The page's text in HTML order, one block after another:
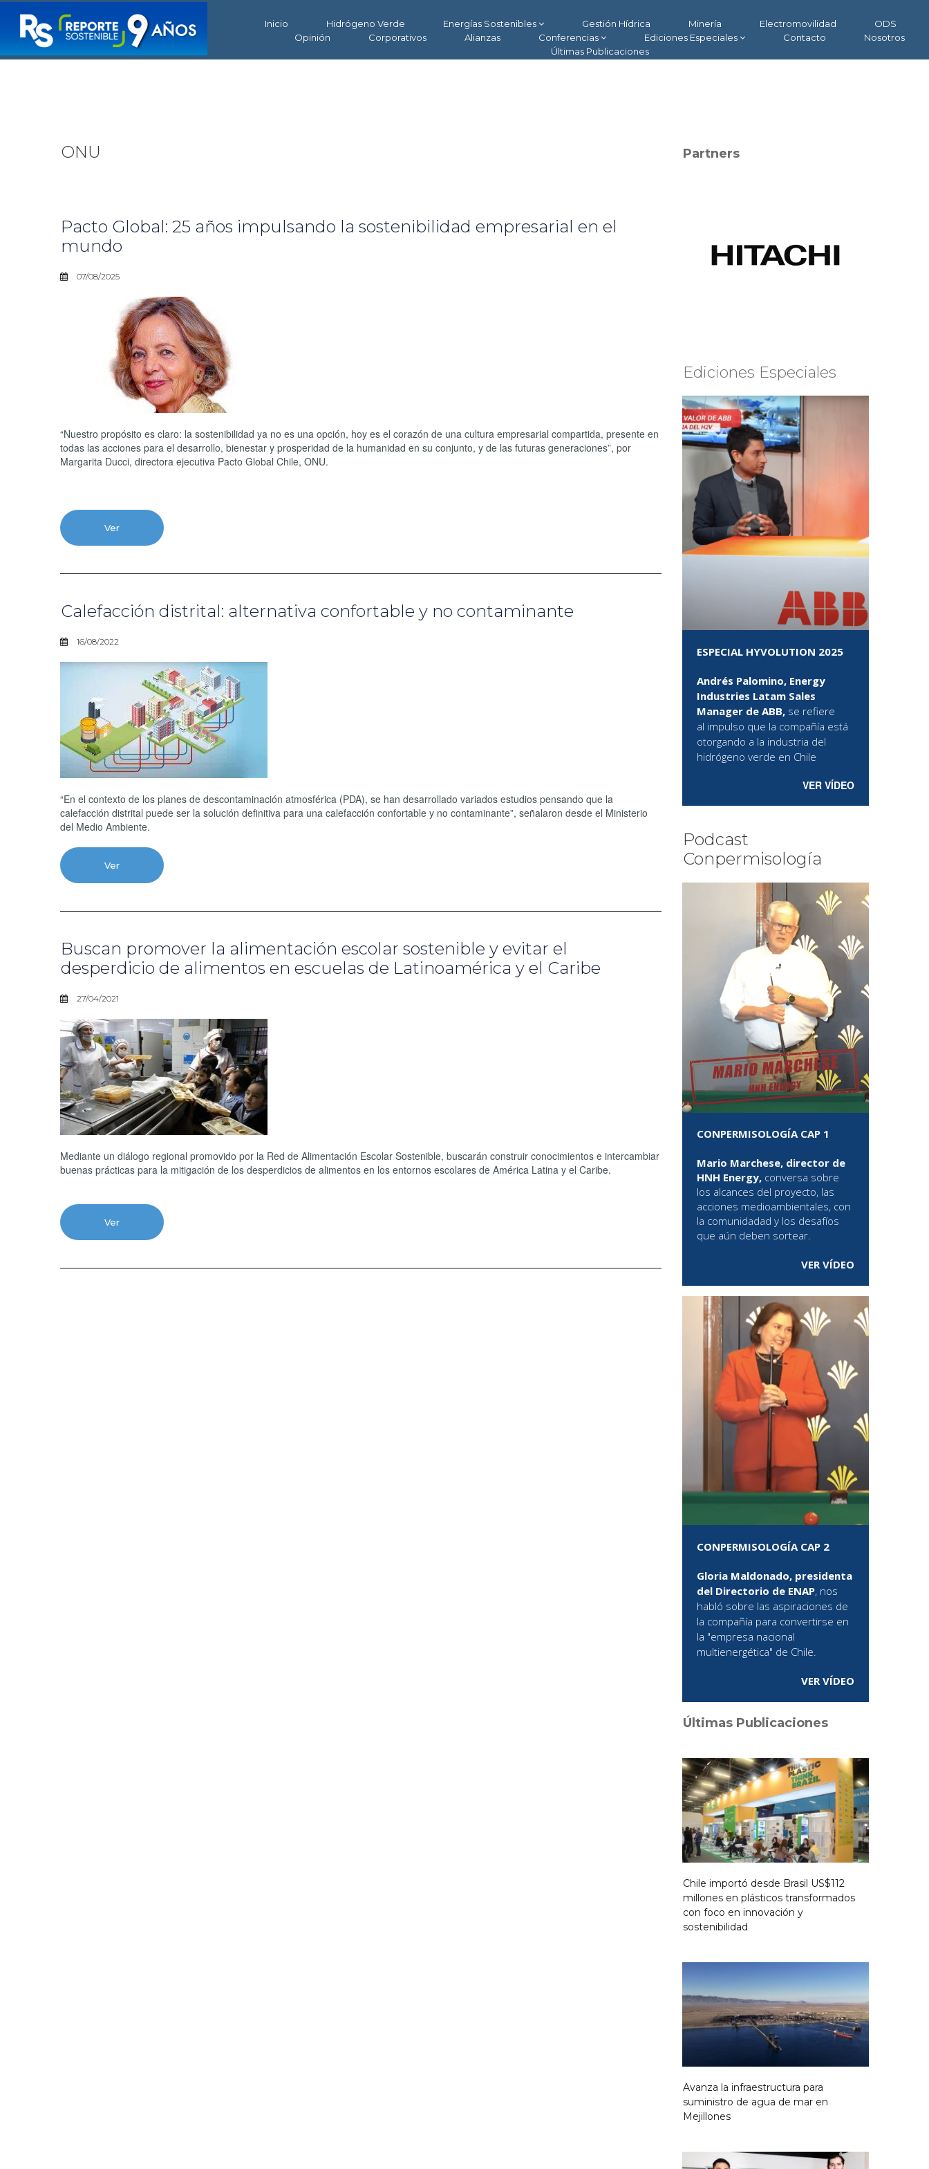
Inicio Hidrógeno Verde Energías Sostenibles Gestión Hídrica Minería Electromovilidad
ODS
Opinión
Corporativos Alianzas Conferencias Ediciones Especiales Contacto
Nosotros
Últimas Publicaciones
ONU
Pacto Global: 25 años impulsando la sostenibilidad empresarial en el
mundo
07/08/2025
“Nuestro propósito es claro: la sostenibilidad ya no es una opción, hoy es el corazón de una cultura empresarial compartida, presente en
todas las acciones para el desarrollo, bienestar y prosperidad de la humanidad en su conjunto, y de las futuras generaciones”, por
Margarita Ducci, directora ejecutiva Pacto Global Chile, ONU.
Ver
Calefacción distrital: alternativa confortable y no contaminante
16/08/2022
“En el contexto de los planes de descontaminación atmosférica (PDA), se han desarrollado variados estudios pensando que la
calefacción distrital puede ser la solución definitiva para una calefacción confortable y no contaminante”, señalaron desde el Ministerio
del Medio Ambiente.
Ver
Buscan promover la alimentación escolar sostenible y evitar el
desperdicio de alimentos en escuelas de Latinoamérica y el Caribe
27/04/2021
Mediante un diálogo regional promovido por la Red de Alimentación Escolar Sostenible, buscarán construir conocimientos e intercambiar
buenas prácticas para la mitigación de los desperdicios de alimentos en los entornos escolares de América Latina y el Caribe.
Ver
Partners
Ediciones Especiales
ESPECIAL HYVOLUTION 2025
Andrés Palomino, Energy
Industries Latam Sales
Manager de ABB, se refiere
al impulso que la compañía está
otorgando a la industria del
hidrógeno verde en Chile
VER VÍDEO
Podcast
Conpermisología
CONPERMISOLOGÍA CAP 1
Mario Marchese, director de
HNH Energy, conversa sobre
los alcances del proyecto, las
acciones medioambientales, con
la comunidadad y los desafíos
que aún deben sortear.
VER VÍDEO
CONPERMISOLOGÍA CAP 2
Gloria Maldonado, presidenta
del Directorio de ENAP, nos
habló sobre las aspiraciones de
la compañía para convertirse en
la "empresa nacional
multienergética" de Chile.
VER VÍDEO
Últimas Publicaciones
Chile importó desde Brasil US$112
millones en plásticos transformados
con foco en innovación y
sostenibilidad
Avanza la infraestructura para
suministro de agua de mar en
Mejillones